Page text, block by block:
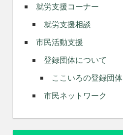
就労支援コーナー
就労支援相談
市民活動支援
登録団体について
ここいろの登録団体
市民ネットワーク